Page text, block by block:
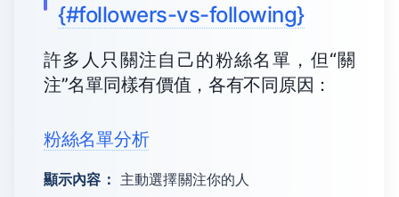
{#followers-vs-following}
許多人只關注自己的粉絲名單，但“關
注”名單同樣有價值，各有不同原因：
粉絲名單分析
顯示內容： 主動選擇關注你的人